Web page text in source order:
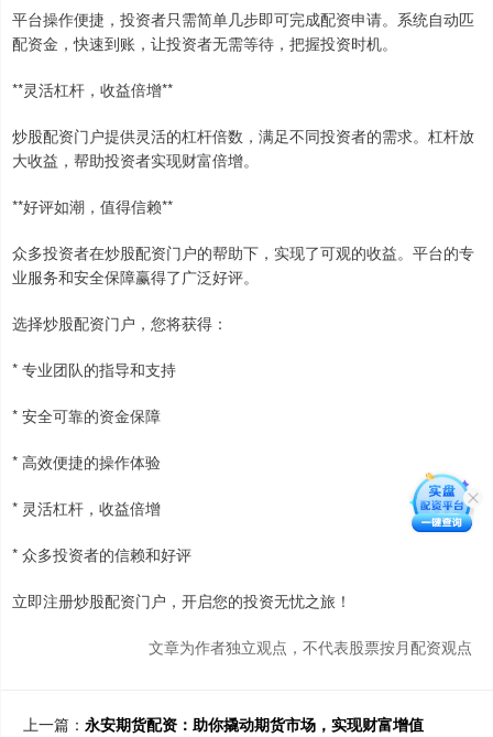
平台操作便捷，投资者只需简单几步即可完成配资申请。系统自动匹
配资金，快速到账，让投资者无需等待，把握投资时机。
**灵活杠杆，收益倍增**
炒股配资门户提供灵活的杠杆倍数，满足不同投资者的需求。杠杆放
大收益，帮助投资者实现财富倍增。
**好评如潮，值得信赖**
众多投资者在炒股配资门户的帮助下，实现了可观的收益。平台的专
业服务和安全保障赢得了广泛好评。
选择炒股配资门户，您将获得：
* 专业团队的指导和支持
* 安全可靠的资金保障
* 高效便捷的操作体验
* 灵活杠杆，收益倍增
* 众多投资者的信赖和好评
立即注册炒股配资门户，开启您的投资无忧之旅！
文章为作者独立观点，不代表股票按月配资观点
上一篇： 永安期货配资：助你撬动期货市场，实现财富增值